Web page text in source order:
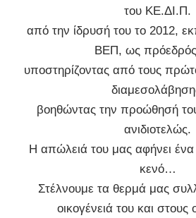
του ΚΕ.ΔΙ.Π.
από την ίδρυσή του το 2012,
ΒΕΠ, ως
υποστηρίζοντας από τους
βοηθώντας την προώθησή
ανιδιοτελώς.
Η απώλειά του μας αφήνει
κενό…
Στέλνουμε τα θερμά μας
οικογένειά του και στους